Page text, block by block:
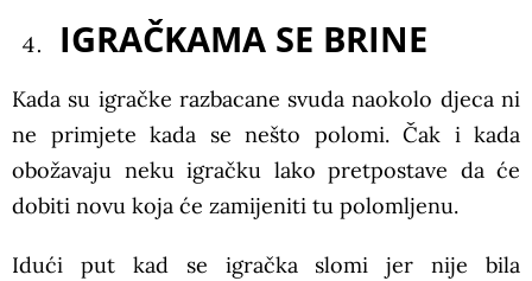
IGRAČKAMA SE BRINE
Kada su igračke razbacane svuda naokolo djeca ni
ne primjete kada se nešto polomi. Čak i kada
obožavaju neku igračku lako pretpostave da će
dobiti novu koja će zamijeniti tu polomljenu.
Idući put kad se igračka slomi jer nije bila